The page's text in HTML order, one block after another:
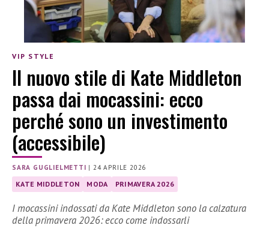
VIP STYLE
Il nuovo stile di Kate Middleton
passa dai mocassini: ecco
perché sono un investimento
(accessibile)
SARA GUGLIELMETTI |24 APRILE 2026
KATE MIDDLETON MODA PRIMAVERA 2026
I mocassini indossati da Kate Middleton sono la calzatura
della primavera 2026: ecco come indossarli